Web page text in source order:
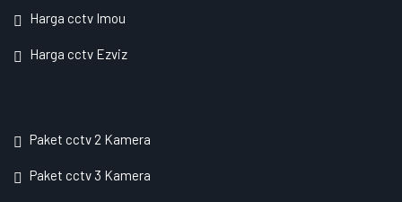
Harga cctv Imou
Harga cctv Ezviz
Paket cctv 2 Kamera
Paket cctv 3 Kamera